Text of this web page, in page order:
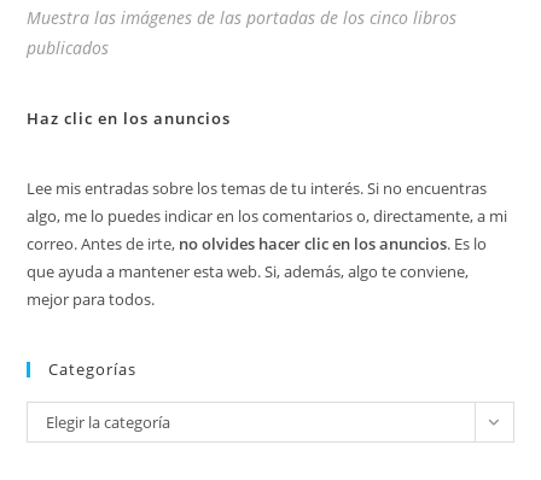
Muestra las imágenes de las portadas de los cinco libros
publicados
Haz clic en los anuncios
Lee mis entradas sobre los temas de tu interés. Si no encuentras
algo, me lo puedes indicar en los comentarios o, directamente, a mi
correo. Antes de irte, no olvides hacer clic en los anuncios. Es lo
que ayuda a mantener esta web. Si, además, algo te conviene,
mejor para todos.
Categorías
Categorías
Elegir la categoría